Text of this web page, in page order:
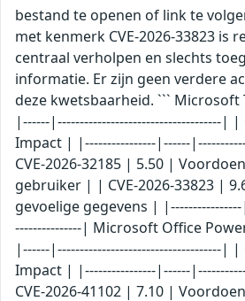
bestand te openen of link te
met kenmerk CVE-2026-33823 is
centraal verholpen en slechts
informatie. Er zijn geen verdere
deze kwetsbaarheid. ``` Microsoft
|------|-------------------------------------| |
Impact | |----------------|------
CVE-2026-32185 | 5.50 |
gebruiker | | CVE-2026-33823 |
gevoelige gegevens | |----------------
---------------| Microsoft Office
|------|-------------------------------------| |
Impact | |----------------|------
CVE-2026-41102 | 7.10 |